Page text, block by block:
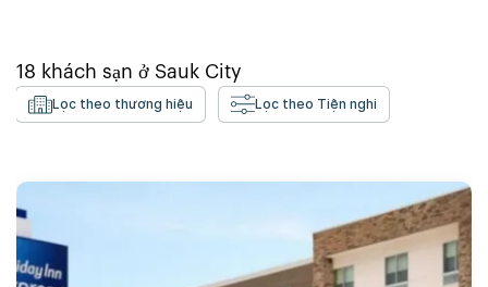
18 khách sạn ở Sauk City
Lọc theo thương hiệu Lọc theo Tiện nghi